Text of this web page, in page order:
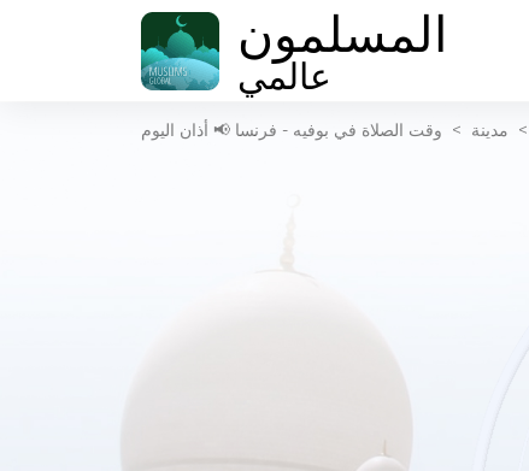
المسلمون
عالمي
> مدينة > وقت الصلاة في بوفيه - فرنسا 📢 أذان اليوم